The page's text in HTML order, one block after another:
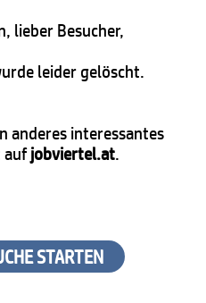
lieber Besucher,
leider gelöscht.
anderes interessantes
aufjobviertel.at.
STARTEN